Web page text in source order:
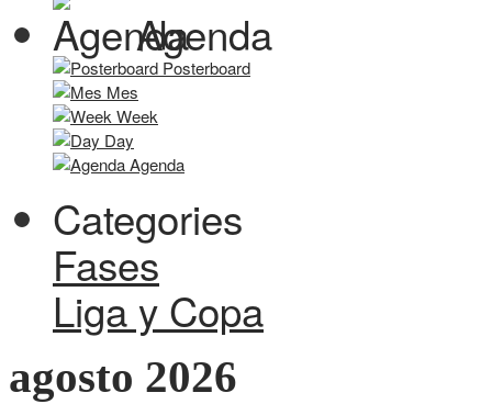
Agenda
Posterboard
Mes
Week
Day
Agenda
Categories
Fases
Liga y Copa
agosto 2026